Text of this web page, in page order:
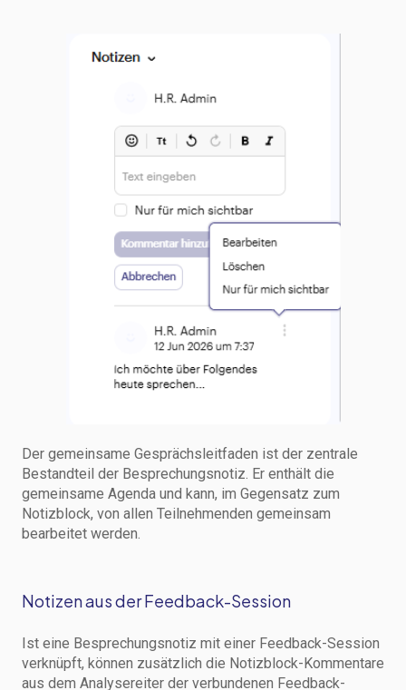
Der gemeinsame Gesprächsleitfaden ist der zentrale
Bestandteil der Besprechungsnotiz. Er enthält die
gemeinsame Agenda und kann, im Gegensatz zum
Notizblock, von allen Teilnehmenden gemeinsam
bearbeitet werden.
Notizen aus der Feedback-Session
Ist eine Besprechungsnotiz mit einer Feedback-Session
verknüpft, können zusätzlich die Notizblock-Kommentare
aus dem Analysereiter der verbundenen Feedback-